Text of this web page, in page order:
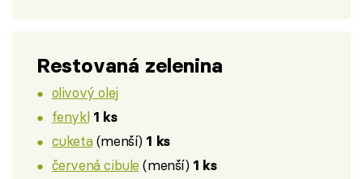
Restovaná zelenina
olivový olej
fenykl 1 ks
cuketa(menší) 1 ks
červená cibule (menší) 1 ks